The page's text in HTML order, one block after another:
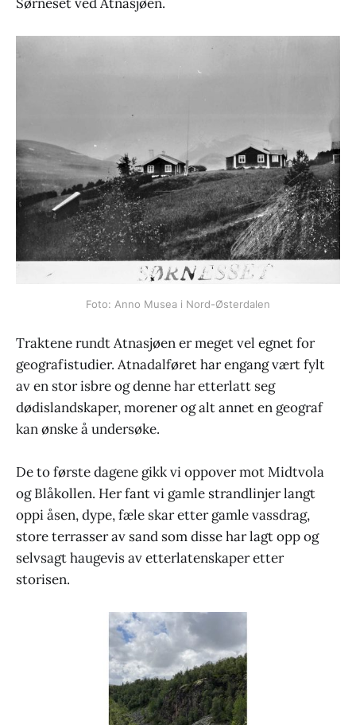
Foto: Anno Musea i Nord-Østerdalen
Traktene rundt Atnasjøen er meget vel egnet for
geografistudier. Atnadalføret har engang vært fylt
av en stor isbre og denne har etterlatt seg
dødislandskaper, morener og alt annet en geograf
kan ønske å undersøke.
De to første dagene gikk vi oppover mot Midtvola
og Blåkollen. Her fant vi gamle strandlinjer langt
oppi åsen, dype, fæle skar etter gamle vassdrag,
store terrasser av sand som disse har lagt opp og
selvsagt haugevis av etterlatenskaper etter
storisen.